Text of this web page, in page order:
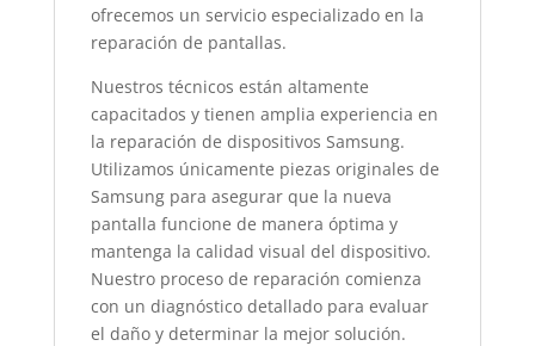
ofrecemos un servicio especializado en la
reparación de pantallas.
Nuestros técnicos están altamente
capacitados y tienen amplia experiencia en
la reparación de dispositivos Samsung.
Utilizamos únicamente piezas originales de
Samsung para asegurar que la nueva
pantalla funcione de manera óptima y
mantenga la calidad visual del dispositivo.
Nuestro proceso de reparación comienza
con un diagnóstico detallado para evaluar
el daño y determinar la mejor solución.